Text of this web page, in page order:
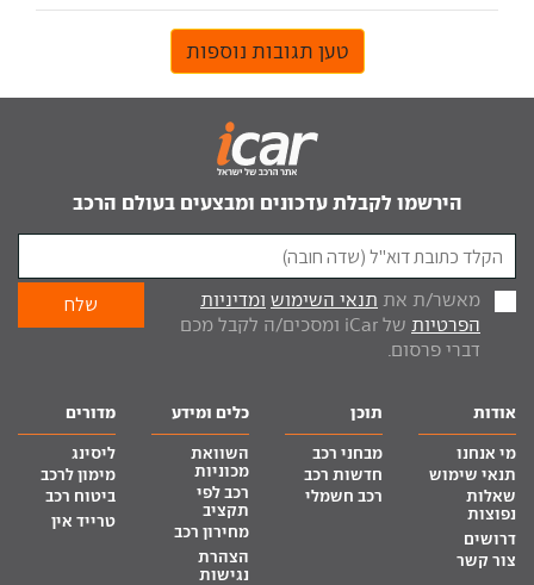
טען תגובות נוספות
הירשמו לקבלת עדכונים ומבצעים בעולם הרכב
מאשר/ת את תנאי השימוש ומדיניות
הפרטיות
של iCar ומסכים/ה לקבל מכם
דברי פרסום.
אודות
מי אנחנו
תנאי שימוש
שאלות
נפוצות
דרושים
צור קשר
תוכן
מבחני רכב
חדשות רכב
רכב חשמלי
כלים ומידע
השוואת
מכוניות
רכב לפי
תקציב
מחירון רכב
הצהרת
נגישות
מדורים
ליסינג
מימון לרכב
ביטוח רכב
טרייד אין